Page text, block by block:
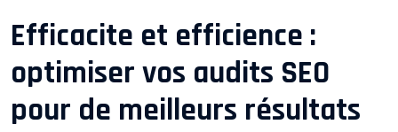
Efficacite et efficience :
optimiser vos audits SEO
pour de meilleurs résultats